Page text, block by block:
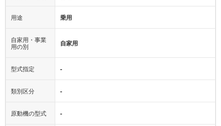
用途 乗用
自家用・事業
用の別
自家用
型式指定 -
類別区分 -
原動機の型式 -